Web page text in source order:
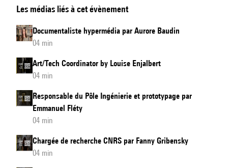
du
son
par
Cerles
Les médias liés à cet évènement
Documentaliste hypermédia par Aurore Baudin
04 min
Art/Tech Coordinator by Louise Enjalbert
04 min
Responsable du Pôle Ingénierie et prototypage par
Emmanuel Fléty
04 min
Chargée de recherche CNRS par Fanny Gribensky
04 min